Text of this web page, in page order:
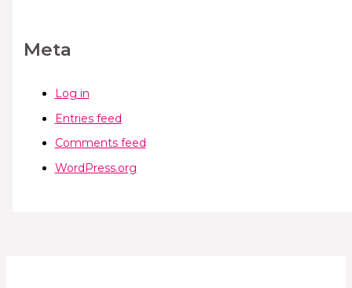
Meta
Log in
Entries feed
Comments feed
WordPress.org